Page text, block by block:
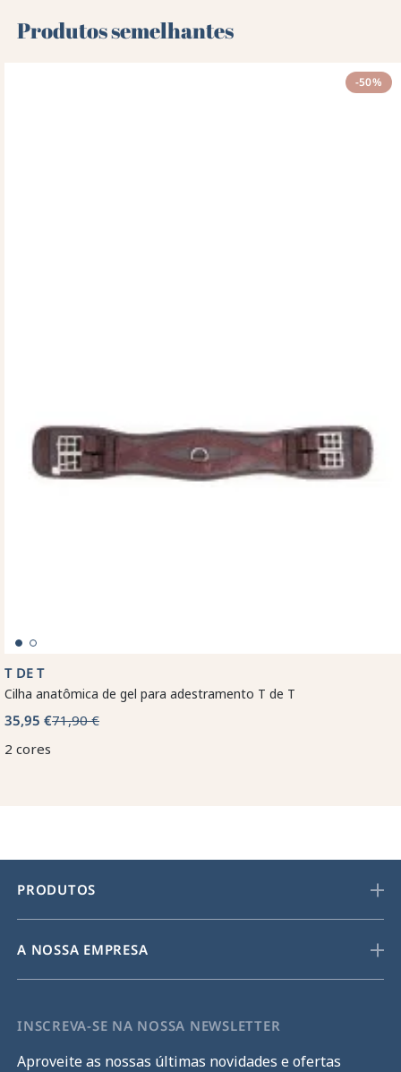
Produtos semelhantes
-50%
T DE T
Cilha anatômica de gel para adestramento T de T
35,95 €71,90 €
2 cores
PRODUTOS
A NOSSA EMPRESA
INSCREVA-SE NA NOSSA NEWSLETTER
Aproveite as nossas últimas novidades e ofertas